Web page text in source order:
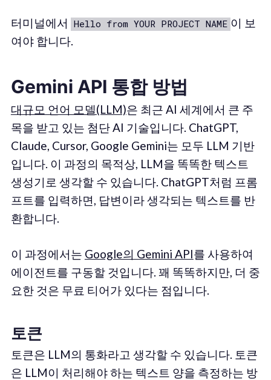
터미널에서 Hello from YOUR PROJECT NAME 이 보
여야 합니다.
Gemini API 통합 방법
대규모 언어 모델(LLM)은 최근 AI 세계에서 큰 주
목을 받고 있는 첨단 AI 기술입니다. ChatGPT,
Claude, Cursor, Google Gemini는 모두 LLM 기반
입니다. 이 과정의 목적상, LLM을 똑똑한 텍스트
생성기로 생각할 수 있습니다. ChatGPT처럼 프롬
프트를 입력하면, 답변이라 생각되는 텍스트를 반
환합니다.
이 과정에서는 Google의 Gemini API를 사용하여
에이전트를 구동할 것입니다. 꽤 똑똑하지만, 더 중
요한 것은 무료 티어가 있다는 점입니다.
토큰
토큰은 LLM의 통화라고 생각할 수 있습니다. 토큰
은 LLM이 처리해야 하는 텍스트 양을 측정하는 방